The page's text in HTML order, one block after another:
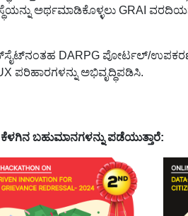
ಅರ್ಥಮಾಡಿಕೊಳ್ಳಲು GRAI
DARPG ಪೋರ್ಟಲ್/
ಪರಿಹಾರಗಳನ್ನು ಅಭಿವೃದ್ಧಿಪಡಿಸಿ.
ಬಹುಮಾನಗಳನ್ನು ಪಡೆಯುತ್ತಾರೆ: